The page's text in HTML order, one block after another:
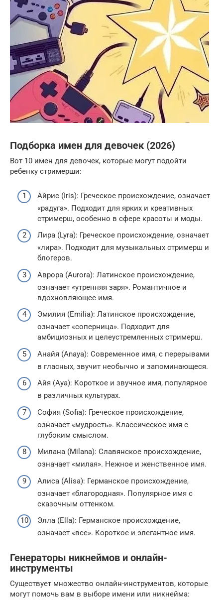
Подборка имен для девочек (2026)
Вот 10 имен для девочек, которые могут подойти
ребенку стримерши:
Айрис (Iris): Греческое происхождение, означает
«радуга». Подходит для ярких и креативных
стримерш, особенно в сфере красоты и моды.
Лира (Lyra): Греческое происхождение, означает
«лира». Подходит для музыкальных стримерш и
блогеров.
Аврора (Aurora): Латинское происхождение,
означает «утренняя заря». Романтичное и
вдохновляющее имя.
Эмилия (Emilia): Латинское происхождение,
означает «соперница». Подходит для
амбициозных и целеустремленных стримерш.
Анайя (Anaya): Современное имя, с перерывами
в гласных, звучит необычно и запоминающеся.
Айя (Aya): Короткое и звучное имя, популярное
в различных культурах.
София (Sofia): Греческое происхождение,
означает «мудрость». Классическое имя с
глубоким смыслом.
Милана (Milana): Славянское происхождение,
означает «милая». Нежное и женственное имя.
Алиса (Alisa): Германское происхождение,
означает «благородная». Популярное имя с
сказочным оттенком.
Элла (Ella): Германское происхождение,
означает «все». Короткое и элегантное имя.
Генераторы никнеймов и онлайн-
инструменты
Существует множество онлайн-инструментов, которые
могут помочь вам в выборе имени или никнейма: